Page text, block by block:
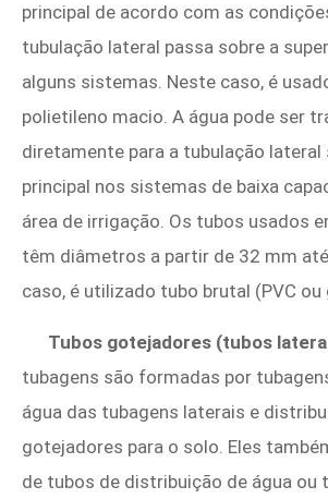
principal de acordo com as
tubulação lateral passa sobre a
alguns sistemas. Neste caso, é
polietileno macio. A água pode ser
diretamente para a tubulação lateral
principal nos sistemas de baixa
área de irrigação. Os tubos usados
têm diâmetros a partir de 32 mm
caso, é utilizado tubo brutal (PVC ou
Tubos gotejadores (tubos
tubagens são formadas por
água das tubagens laterais e
gotejadores para o solo. Eles
de tubos de distribuição de água ou